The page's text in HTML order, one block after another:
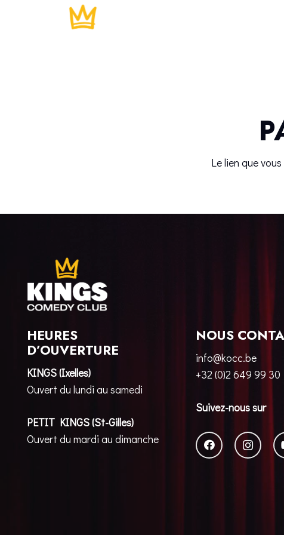
Le lien que
HEURES
D’OUVERTURE
KINGS (Ixelles)
Ouvert du lundi au samedi
PETIT KINGS (St-Gilles)
Ouvert du mardi au dimanche
NOUS
info@kocc.be
+32 (0)2 649 99 30
Suivez-nous sur